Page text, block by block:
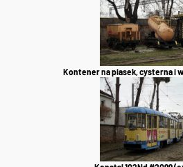
Kontener na piasek, cysterna i